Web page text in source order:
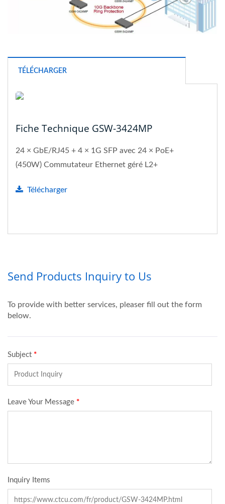
TÉLÉCHARGER
Fiche Technique GSW-3424MP
24 × GbE/RJ45 + 4 × 1G SFP avec 24 × PoE+
(450W) Commutateur Ethernet géré L2+
Télécharger